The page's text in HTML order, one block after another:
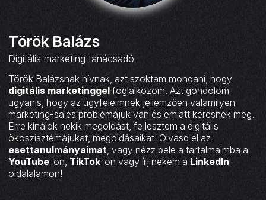
Török Balázs
Digitális marketing tanácsadó
Török Balázsnak hívnak, azt szoktam mondani, hogy
digitális marketinggel foglalkozom. Azt gondolom
ugyanis, hogy az ügyfeleimnek jellemzően valamilyen
marketing-sales problémájuk van és emiatt keresnek meg.
Erre kínálok nekik megoldást, fejlesztem a digitális
ökoszisztémájukat, megoldásaikat. Olvasd el az
esettanulmányaimat, vagy nézz bele a tartalmaimba a
YouTube-on, TikTok-on vagy írj nekem a LinkedIn
oldalalamon!